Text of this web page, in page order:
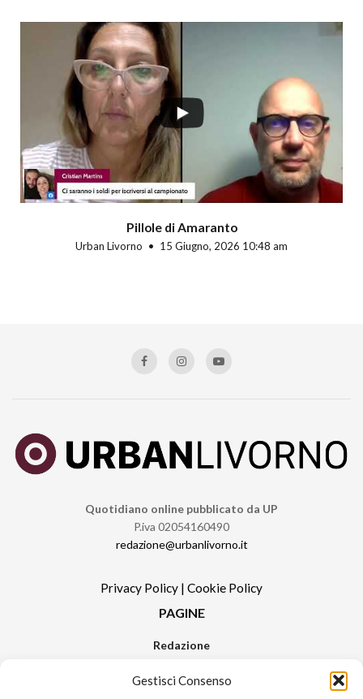
Gestisci Consenso
Pillole di Amaranto
Urban Livorno 15 Giugno, 2026 10:48 am
Quotidiano online pubblicato da UP
P.iva 02054160490
redazione@urbanlivorno.it
Privacy Policy | Cookie Policy
PAGINE
Redazione
Pubblicità